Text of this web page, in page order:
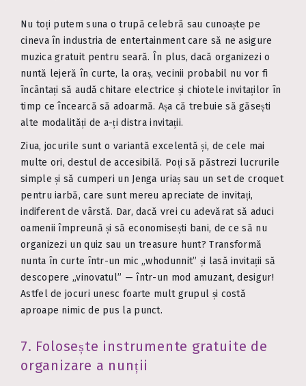
Nu toți putem suna o trupă celebră sau cunoaște pe
cineva în industria de entertainment care să ne asigure
muzica gratuit pentru seară. În plus, dacă organizezi o
nuntă lejeră în curte, la oraș, vecinii probabil nu vor fi
încântați să audă chitare electrice și chiotele invitaților în
timp ce încearcă să adoarmă. Așa că trebuie să găsești
alte modalități de a-ți distra invitații.
Ziua, jocurile sunt o variantă excelentă și, de cele mai
multe ori, destul de accesibilă. Poți să păstrezi lucrurile
simple și să cumperi un Jenga uriaș sau un set de croquet
pentru iarbă, care sunt mereu apreciate de invitați,
indiferent de vârstă. Dar, dacă vrei cu adevărat să aduci
oamenii împreună și să economisești bani, de ce să nu
organizezi un quiz sau un treasure hunt? Transformă
nunta în curte într-un mic „whodunnit” și lasă invitații să
descopere „vinovatul” — într-un mod amuzant, desigur!
Astfel de jocuri unesc foarte mult grupul și costă
aproape nimic de pus la punct.
7. Folosește instrumente gratuite de
organizare a nunții